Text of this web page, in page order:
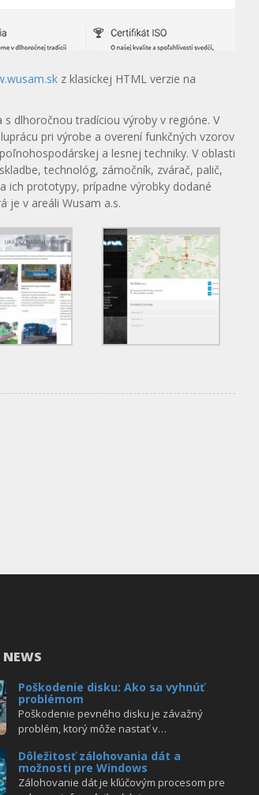
z klasickej HTML verzie na
dlhoročnou tradíciou výroby v regióne. V
pri výrobe a overení funkčných vzorov
a lesnej techniky. V oblasti
technológ, zámočník, zvárač, palič,
ich prototypy, prípadne výrobky dodané
je v areáli Wusam a.s.
Poškodenie disku: Ako sa vyhnúť
problémom
Poškodenie pevného disku je závažný
problém, ktorý môže nastať v…
Dôležitosť zálohovania dát a
možnosti pre Windows
Zálohovanie dát je kľúčovým procesom pre